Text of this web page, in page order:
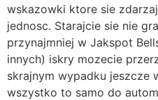
wskazowki ktore sie
jednosc. Starajcie sie nie
przynajmniej w Jakspot
innych) iskry mozecie
skrajnym wypadku jeszcze
wszystko to samo do